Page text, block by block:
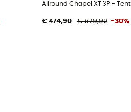
Allround Chapel XT 3P - Tent
€ 474,90 € 679,90 -30%